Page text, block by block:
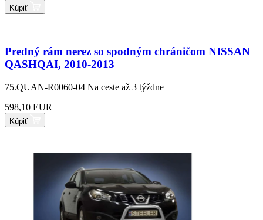
Kúpiť
Predný rám nerez so spodným chráničom NISSAN
QASHQAI, 2010-2013
75.QUAN-R0060-04 Na ceste až 3 týždne
598,10 EUR
Kúpiť